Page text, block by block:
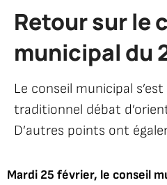
Retour sur le
municipal du
Le conseil municipal
traditionnel débat
D’autres points ont
Mardi 25 février, le conseil